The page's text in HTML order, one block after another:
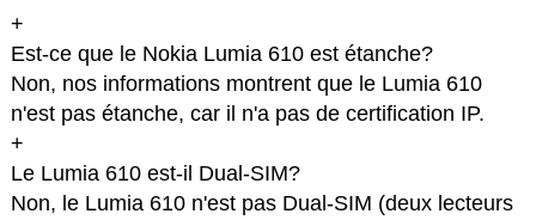
+
Est-ce que le Nokia Lumia 610 est étanche?
Non, nos informations montrent que le Lumia 610
n'est pas étanche, car il n'a pas de certification IP.
+
Le Lumia 610 est-il Dual-SIM?
Non, le Lumia 610 n'est pas Dual-SIM (deux lecteurs